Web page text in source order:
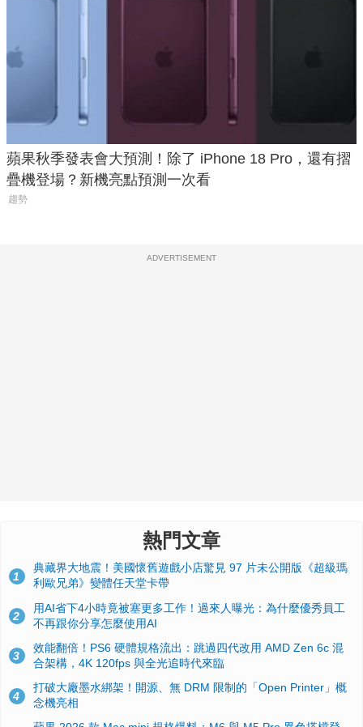
蘋果秋季發表會大預測！除了 iPhone 18 Pro，還有摺
疊機登場？新機亮點預測一次看
趨勢
ADVERTISEMENT
熱門文章
1
典藏界大地震！美國懷舊遊戲小店驚見 97 片未公開版《超級瑪
利歐兄弟》變體任天堂卡帶
2
用AI省下4小時竟被塞更多工作！過來人曝光：為什麼優秀員工
不再跟你分享怎麼使用AI
3
效能翻倍！PS6 硬體規格流出：跳過四代改用 AMD Zen 6c 混
合架構，4K 120fps 與全光追時代來臨
4
打破大廠墨水綁架！開源、無 DRM 限制的「Open Printer」概
念機亮相